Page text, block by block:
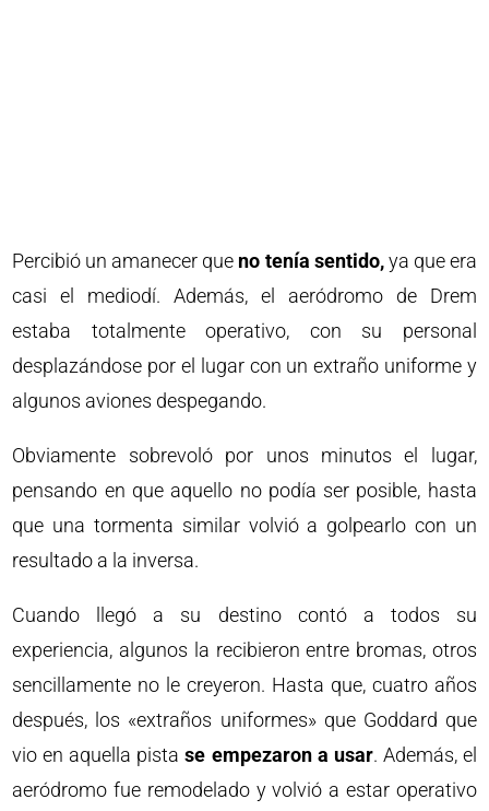
Percibió un amanecer que no tenía sentido,ya que era
casi el mediodí. Además, el aeródromo de Drem
estaba totalmente operativo, con su personal
desplazándose por el lugar con un extraño uniforme y
algunos aviones despegando.
Obviamente sobrevoló por unos minutos el lugar,
pensando en que aquello no podía ser posible, hasta
que una tormenta similar volvió a golpearlo con un
resultado a la inversa.
Cuando llegó a su destino contó a todos su
experiencia, algunos la recibieron entre bromas, otros
sencillamente no le creyeron. Hasta que, cuatro años
después, los «extraños uniformes» que Goddard que
vio en aquella pistase empezaron a usar. Además, el
aeródromo fue remodelado y volvió a estar operativo